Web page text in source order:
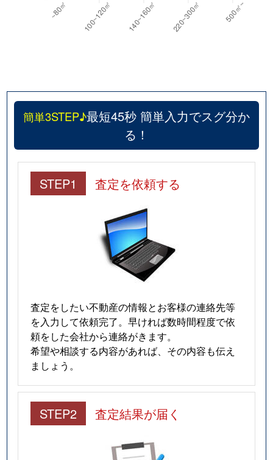
簡単3STEP♪最短45秒 簡単入力でスグ分か
る！
STEP1 査定を依頼する
査定をしたい不動産の情報とお客様の連絡先等
を入力して依頼完了。早ければ数時間程度で依
頼をした会社から連絡がきます。
希望や相談する内容があれば、その内容も伝え
ましょう。
STEP2 査定結果が届く